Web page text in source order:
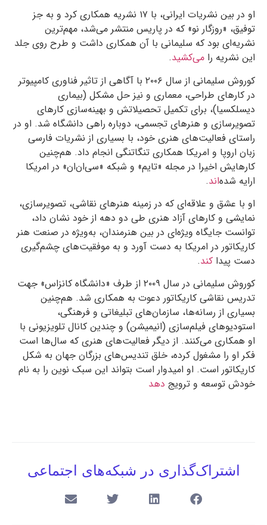
او در بین نشریات ایرانی، با ۱۷نشریه همکاری کرد و به جز
توفیق، «روزگار نو» که در پاریس منتشر می‌شد، مهم‌ترین
نشریه‌ای بود که سلیمانی با آن همکاری داشت و طرح روی جلد
این نشریه را می‌کشید.
کوروش سلیمانی از سال ۲۰۰۶با آگاهی از تاثیر فناوری کامپیوتر
در کارهای طراحی، معماری و نیز حل مشکل (بیماری
دیسلکسیا)، برای تکمیل تحصیلاتش و بهینه‌سازی کارهای
تصویرسازی و هنرهای تجسمی، دوباره راهی دانشگاه شد. او در
راستای فعالیت‌های هنری خود، با بسیاری از نشریات فارسی
زبان اروپا و امریکا همکاری تنگاتنگی انجام داد. هم‌چنین
کارهایش اخیرا در مجله «تایم» و شبکه «سی‌ان‌ان» در امریکا
ارایه شدهاند.
او با عشق و علاقه‌ای که در زمینه هنرهای نقاشی، تصویرسازی،
نمایشی و کارهای آزاد هنری طی دو دهه از خود نشان داد،
توانست جایگاه ویژه‌ای در بین هنرمندان، به‌ویژه در صنعت هنر
کاریکاتور در امریکا به دست آورد و به موفقیت‌های چشم‌گیری
دست پیداکند.
کوروش سلیمانی در سال ۲۰۰۹از طرف «دانشگاه کانزاس» جهت
تدریس نقاشی کاریکاتور دعوت به همکاری شد. هم‌چنین
بسیاری از رسانه‌ها، سازمان‌های تبلیغاتی و فرهنگی،
استودیوهای فیلم‌سازی (انیمیشن) و چندین کانال تلویزیونی با
او همکاری می‌کنند. از دیگر فعالیت‌های هنری که سال‌ها است
فکر او را مشغول کرده، خلق تندیس‌های بزرگان جهان به شکل
کاریکاتور است. او امیدوار است بتواند این سبک نوین را به نام
خودش توسعه و ترویجدهد
اشتراک‌گذاری در شبکه‌های اجتماعی